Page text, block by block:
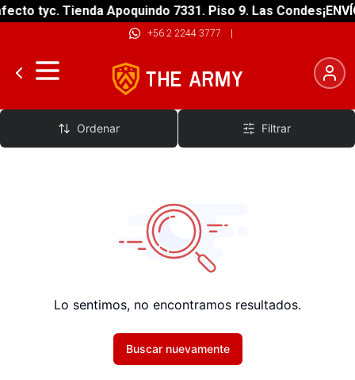
tyc. Tienda Apoquindo 7331. Piso 9. Las Condes
+56 2 2244 3777 |
Smartband
Ordenar Filtrar
Lo sentimos, no encontramos resultados.
Buscar nuevamente